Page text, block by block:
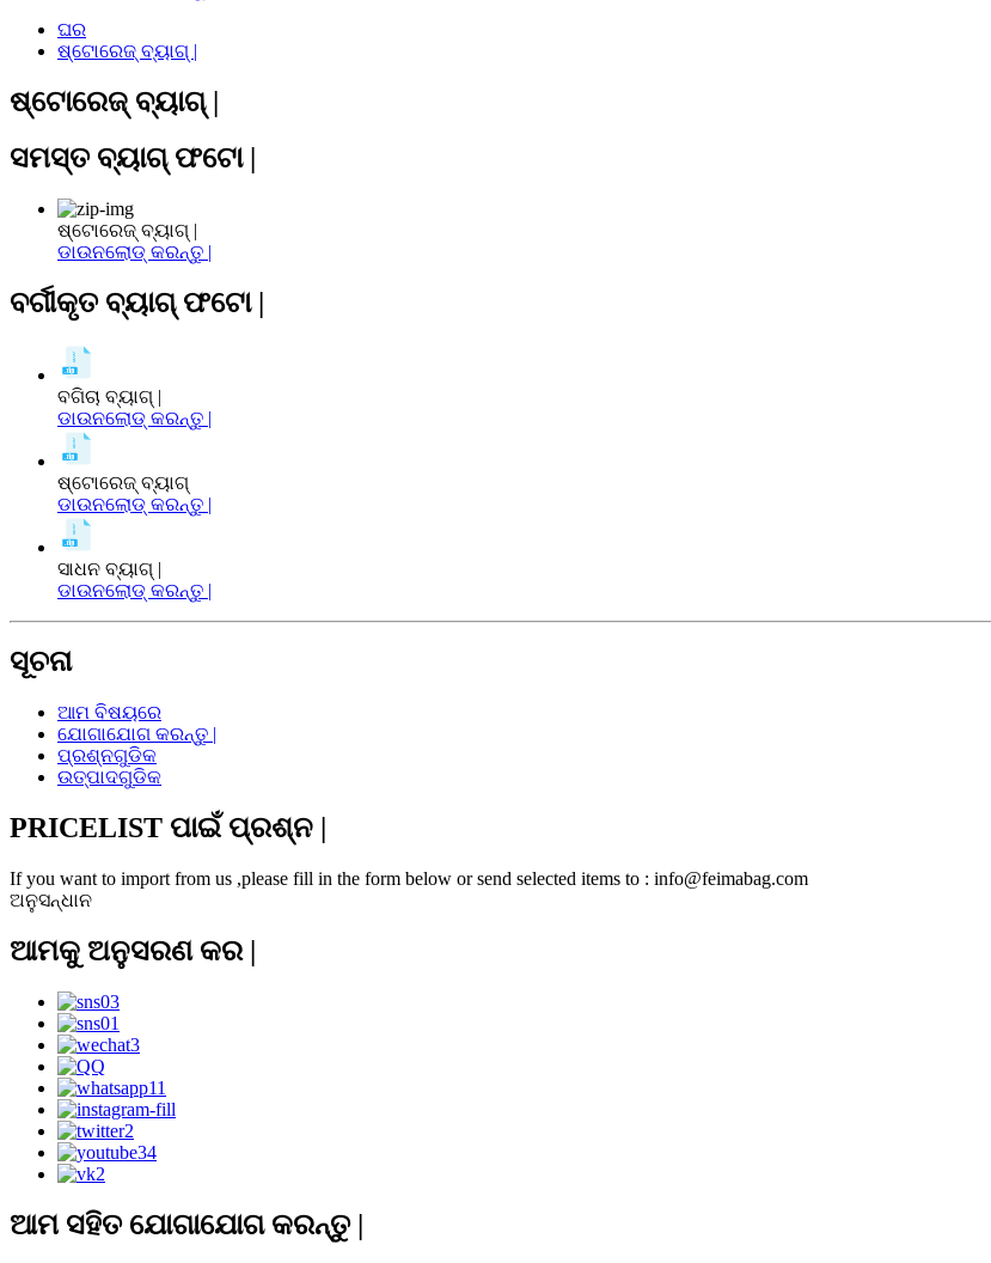
ଘର
ଷ୍ଟୋରେଜ୍ ବ୍ୟାଗ୍ |
ଷ୍ଟୋରେଜ୍ ବ୍ୟାଗ୍ |
ସମସ୍ତ ବ୍ୟାଗ୍ ଫଟୋ |
ଷ୍ଟୋରେଜ୍ ବ୍ୟାଗ୍ |
ଡାଉନଲୋଡ୍ କରନ୍ତୁ |
ବର୍ଗୀକୃତ ବ୍ୟାଗ୍ ଫଟୋ |
ବଗିଚା ବ୍ୟାଗ୍ |
ଡାଉନଲୋଡ୍ କରନ୍ତୁ |
ଷ୍ଟୋରେଜ୍ ବ୍ୟାଗ୍
ଡାଉନଲୋଡ୍ କରନ୍ତୁ |
ସାଧନ ବ୍ୟାଗ୍ |
ଡାଉନଲୋଡ୍ କରନ୍ତୁ |
ସୂଚନା
ଆମ ବିଷୟରେ
ଯୋଗାଯୋଗ କରନ୍ତୁ |
ପ୍ରଶ୍ନଗୁଡିକ
ଉତ୍ପାଦଗୁଡିକ
PRICELIST ପାଇଁ ପ୍ରଶ୍ନ |
If you want to import from us ,please fill in the form below or send selected items to : info@feimabag.com
ଅନୁସନ୍ଧାନ
ଆମକୁ ଅନୁସରଣ କର |
ଆମ ସହିତ ଯୋଗାଯୋଗ କରନ୍ତୁ |